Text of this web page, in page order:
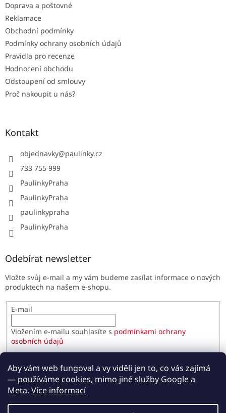
Aby vám web fungoval a vy viděli jen to, co vás zajímá
— používáme cookies, mimo jiné služby Google a
Meta. Více informací
Doprava a poštovné
Reklamace
Obchodní podmínky
Podmínky ochrany osobních údajů
Pravidla pro recenze
Hodnocení obchodu
Odstoupení od smlouvy
Proč nakoupit u nás?
Kontakt
objednavky@paulinky.cz
733 755 999
PaulinkyPraha
PaulinkyPraha
paulinkypraha
PaulinkyPraha
Odebírat newsletter
Vložte svůj e-mail a my vám budeme zasílat informace o nových
produktech na našem e-shopu.
E-mail
Vložením e-mailu souhlasíte s podmínkami ochrany
osobních údajů
PŘIHLÁSIT SE